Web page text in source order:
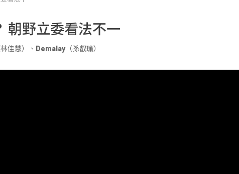
朝野立委看法不一
佳慧） 、 Demalay（孫叡瑜）